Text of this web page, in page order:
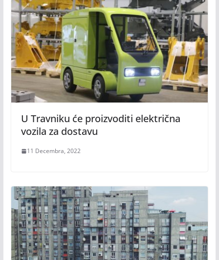
U Travniku će proizvoditi električna
vozila za dostavu
11 Decembra, 2022